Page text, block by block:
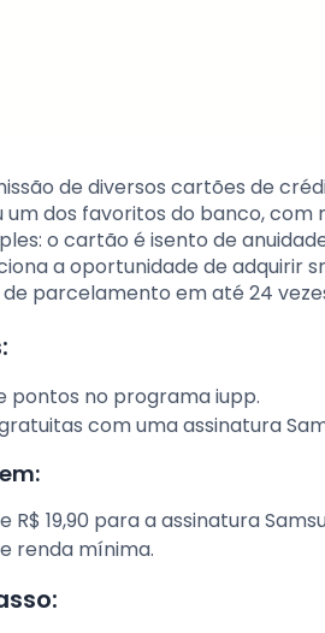
de diversos cartões de
um dos favoritos do banco, com
o cartão é isento de
a oportunidade de adquirir
parcelamento em até 24
pontos no programa iupp.
com uma assinatura
R$ 19,90 para a assinatura
renda mínima.